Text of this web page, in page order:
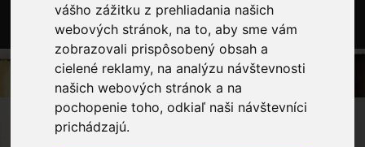
vášho zážitku z prehliadania našich
webových stránok, na to, aby sme vám
zobrazovali prispôsobený obsah a
cielené reklamy, na analýzu návštevnosti
našich webových stránok a na
pochopenie toho, odkiaľ naši návštevníci
prichádzajú.
0
OBCHOD
GALANTÉRIA
POPRUH 100% PES LABKY 15MM